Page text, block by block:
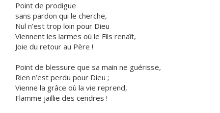
Point de prodigue
sans pardon qui le cherche,
Nul n’est trop loin pour Dieu
Viennent les larmes où le Fils renaît,
Joie du retour au Père !
Point de blessure que sa main ne guérisse,
Rien n’est perdu pour Dieu ;
Vienne la grâce où la vie reprend,
Flamme jaillie des cendres !